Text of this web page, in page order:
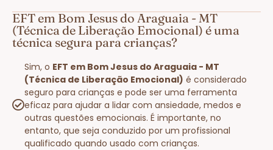
EFT em Bom Jesus do Araguaia - MT
(Técnica de Liberação Emocional) é uma
técnica segura para crianças?
Sim, o EFT em Bom Jesus do Araguaia - MT
(Técnica de Liberação Emocional) é considerado
seguro para crianças e pode ser uma ferramenta
eficaz para ajudar a lidar com ansiedade, medos e
outras questões emocionais. É importante, no
entanto, que seja conduzido por um profissional
qualificado quando usado com crianças.